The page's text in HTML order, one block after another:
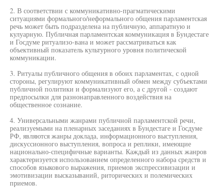
2. В соответствии с коммуникативно-прагматическими
ситуациями формального/неформального общения парламентская
речь может быть подразделена на публичную, аппаратную и
кулуарную. Публичная парламентская коммуникация в Бундестаге
и Госдуме ритуализо-вана и может рассматриваться как
объективный показатель культурного уровня политической
коммуникации.
3. Ритуалы публичного общения в обоих парламентах, с одной
стороны, регулируют коммуникативный обмен между субъектами
публичной политики и формализуют его, а с другой - создают
предпосылки для разнонаправленного воздействия на
общественное сознание.
4. Универсальными жанрами публичной парламентской речи,
реализуемыми на пленарных заседаниях в Бундестаге и Госдуме
РФ, являются жанры доклада, информационного выступления,
дискуссионного выступления, вопроса и реплики, имеющие
национально-специфичные варианты. Каждый из данных жанров
характеризуется использованием определенного набора средств и
способов языкового выражения, приемов экспрессивизации и
эмотивизации высказываний, риторических и полемических
приемов.